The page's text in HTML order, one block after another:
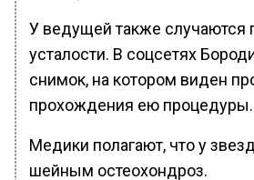
У ведущей также случаются
усталости. В соцсетях
снимок, на котором виден
прохождения ею процедуры.
Медики полагают, что у
шейным остеохондроз.